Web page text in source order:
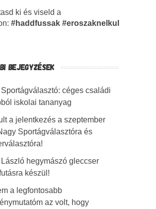
ki és viseld a
#haddfussak #eroszaknelkul
BEJEGYZÉSEK
céges családi
iskolai tananyag
a jelentkezés a szeptember
Sportágválasztóra és
László hegymászó gleccser
készül!
a legfontosabb
az volt, hogy